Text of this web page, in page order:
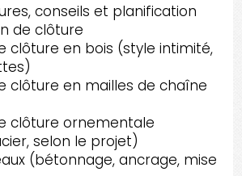
conseils et planification
de clôture
clôture en bois (style intimité,
clôture en mailles de chaîne
clôture ornementale
selon le projet)
(bétonnage, ancrage, mise